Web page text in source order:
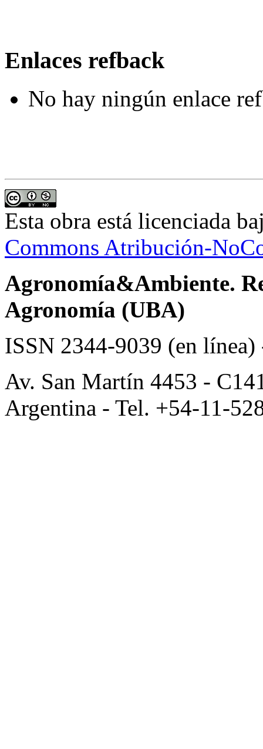
Enlaces refback
No hay ningún enlace
Esta obra está licenciada
Commons Atribución-
Agronomía&Ambiente.
Agronomía (UBA)
ISSN 2344-9039 (en
Av. San Martín 4453 -
Argentina - Tel. +54-11-